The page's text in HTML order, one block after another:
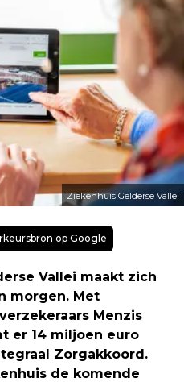
Ziekenhuis Gelderse Vallei
op Google
Vallei maakt zich
morgen. Met
Menzis
er 14 miljoen euro
Zorgakkoord.
de komende